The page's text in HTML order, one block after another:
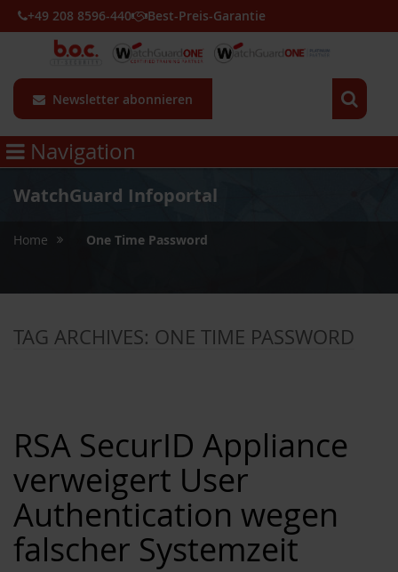
Newsletter abonnieren
+49 208 8596-440 Best-Preis-Garantie
Navigation
WatchGuard Infoportal
Home One Time Password
TAG ARCHIVES: ONE TIME PASSWORD
RSA SecurID Appliance
verweigert User
Authentication wegen
falscher Systemzeit